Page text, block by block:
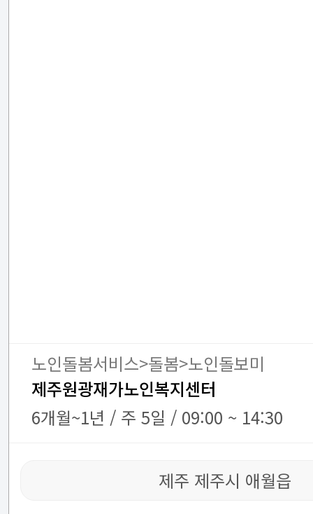
노인돌봄서비스>돌봄>노인돌보미
제주원광재가노인복지센터
6개월~1년 / 주 5일 / 09:00 ~ 14:30
제주 제주시 애월읍